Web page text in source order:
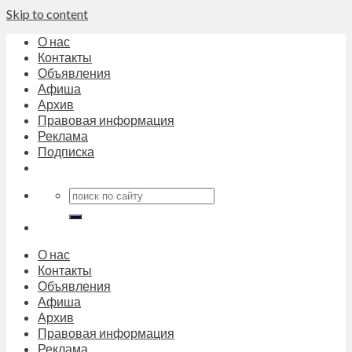
Skip to content
О нас
Контакты
Объявления
Афиша
Архив
Правовая информация
Реклама
Подписка
О нас
Контакты
Объявления
Афиша
Архив
Правовая информация
Реклама